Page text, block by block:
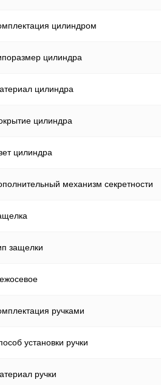
цилиндром
цилиндра
цилиндра
цилиндра
цилиндра
механизм секретности
защелки
ручками
установки ручки
ручки